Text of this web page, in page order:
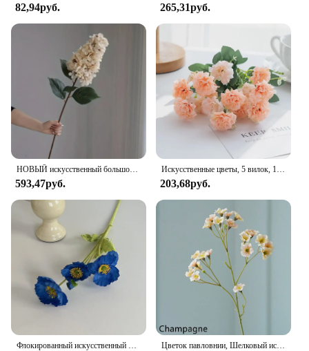
82,94руб. 265,31руб.
593,47руб. 203,68руб.
Цветок павловнии, Шелковый искусственный цветок, 45 см, розовые Искусственные цветы для комнаты, свадебная фотосессия, букет «сделай сам», подарки, 1 шт.